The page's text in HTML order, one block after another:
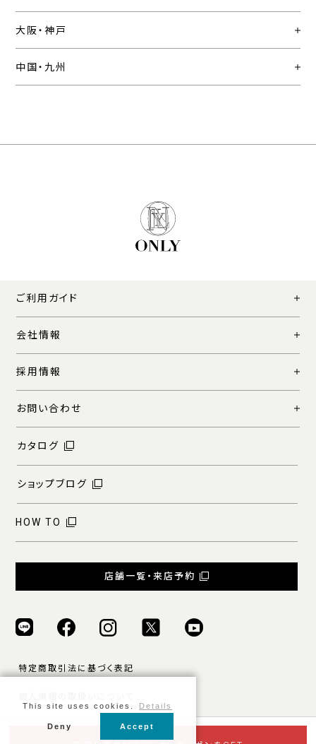
大阪・神戸
中国・九州
ご利用ガイド
会社情報
採用情報
お問い合わせ
カタログ
ショップブログ
HOW TO
店舗一覧・来店予約
特定商取引法に基づく表記
ご利用規約
This site uses cookies. Details
Deny Accept